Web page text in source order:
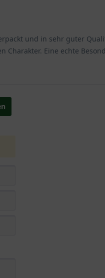
und in sehr guter
Eine echte